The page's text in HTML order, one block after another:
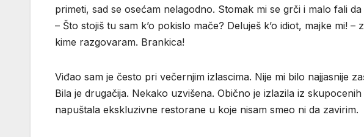
primeti, sad se osećam nelagodno. Stomak mi se grči i malo fali da
– Što stojiš tu sam k’o pokislo mače? Deluješ k’o idiot, majke mi!
kime razgovaram. Brankica!
Viđao sam je često pri večernjim izlascima. Nije mi bilo najjasnije
Bila je drugačija. Nekako uzvišena. Obično je izlazila iz
napuštala ekskluzivne restorane u koje nisam smeo ni da zavirim.